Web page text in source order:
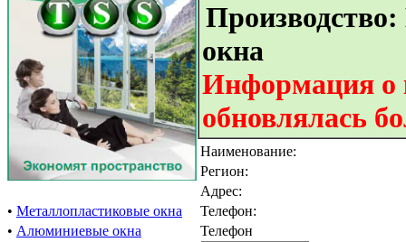
• Металлопластиковые окна
• Алюминиевые окна
окна
Информация о
обновлялась
Наименование:
Регион:
Адрес:
Телефон:
Телефон